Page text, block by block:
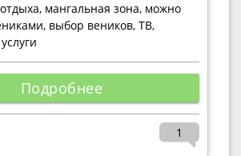
мангальная зона, можно
выбор веников, ТВ,
Подробнее
1